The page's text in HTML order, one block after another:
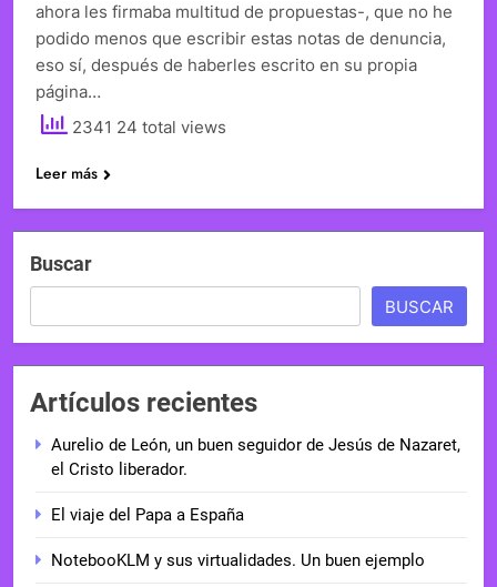
ahora les firmaba multitud de propuestas-, que no he
podido menos que escribir estas notas de denuncia,
eso sí, después de haberles escrito en su propia
página…
2341 24 total views
Leer más
Buscar
BUSCAR
Artículos recientes
Aurelio de León, un buen seguidor de Jesús de Nazaret,
el Cristo liberador.
El viaje del Papa a España
NotebooKLM y sus virtualidades. Un buen ejemplo